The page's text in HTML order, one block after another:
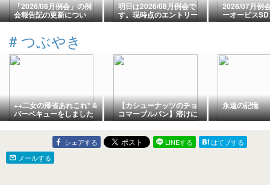
「2026/08月例会」の例
会報告記の更新につい
て…と、ついでに番頭役
(笑)
明日は2026/08月例会で
す。現時点のエントリー
状況とハマクドーさんの
2026/07月例
ーオービス
(その13:ばい
# つぶやき
++二女の帰省あれこれ* &
バーベキューをしました
*++
【カシューナッツのチョ
コマーブルパン】溶けに
くいハズが…カイガラ虫
と子供だけで公園で遊ぶ
こと。
永遠の記憶
シェアする LINEする
はてブする
メールする